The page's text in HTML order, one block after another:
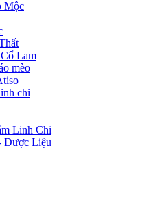
Mộc
Lam
mèo
chi
Linh Chi
Dược Liệu